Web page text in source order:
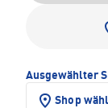
Ausgewählter
Shop